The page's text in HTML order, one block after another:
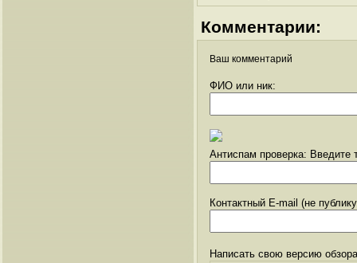
Комментарии:
Ваш комментарий
ФИО или ник:
Антиспам проверка: Введите
Контактный E-mail (не
Написать свою версию